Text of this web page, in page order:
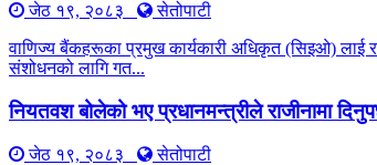
जेठ १९, २०८३
सेतोपाटी
वाणिज्य बैंकहरूका प्रमुख कार्यकारी अधिकृत (सिइओ) लाई
संशोधनको लागि गत...
नियतवश बोलेको भए प्रधानमन्त्रीले राजीनामा
जेठ १९, २०८३
सेतोपाटी